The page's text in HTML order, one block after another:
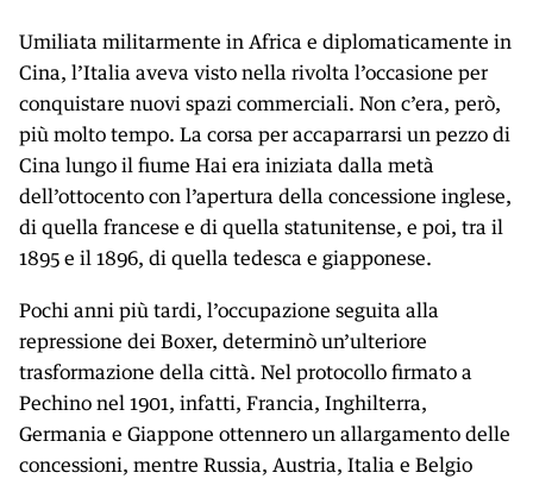
Umiliata militarmente in Africa e diplomaticamente in
Cina, l’Italia aveva visto nella rivolta l’occasione per
conquistare nuovi spazi commerciali. Non c’era, però,
più molto tempo. La corsa per accaparrarsi un pezzo di
Cina lungo il fiume Hai era iniziata dalla metà
dell’ottocento con l’apertura della concessione inglese,
di quella francese e di quella statunitense, e poi, tra il
1895 e il 1896, di quella tedesca e giapponese.
Pochi anni più tardi, l’occupazione seguita alla
repressione dei Boxer, determinò un’ulteriore
trasformazione della città. Nel protocollo firmato a
Pechino nel 1901, infatti, Francia, Inghilterra,
Germania e Giappone ottennero un allargamento delle
concessioni, mentre Russia, Austria, Italia e Belgio